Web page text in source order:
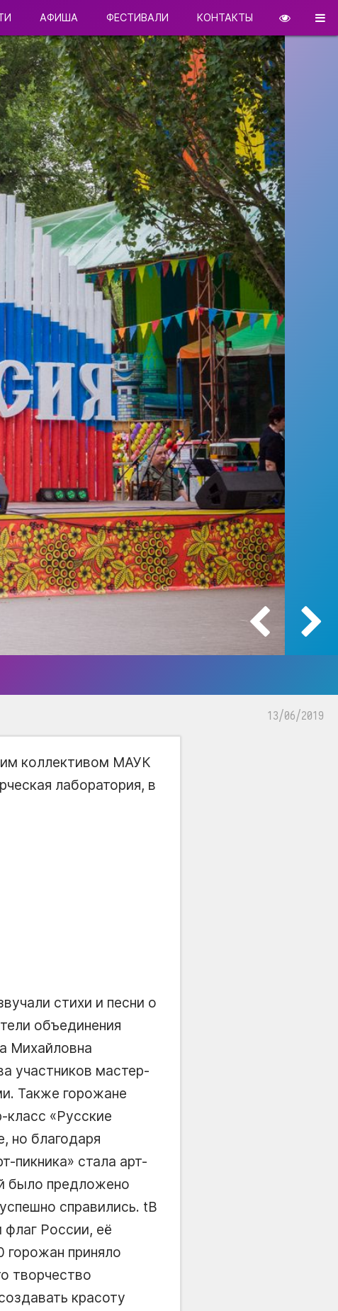
АФИША ФЕСТИВАЛИ КОНТАКТЫ
13/06/2019
коллективом МАУК
лаборатория, в
стихи и песни о
объединения
Михайловна
участников мастер-
Также горожане
класс
Русские
но благодаря
пикника
стала арт-
было предложено
справились. tВ
флаг России, её
горожан приняло
творчество
красоту